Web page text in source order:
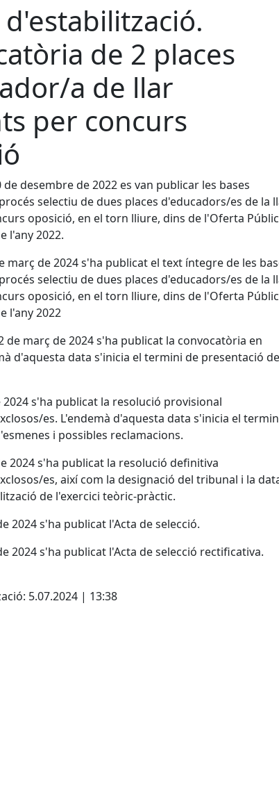
d'estabilització.
de 2 places
a de llar
per concurs
de desembre de 2022 es van publicar les bases
selectiu de dues places d'educadors/es de la
oposició, en el torn lliure, dins de l'Oferta
l'any 2022.
març de 2024 s'ha publicat el text íntegre de les
selectiu de dues places d'educadors/es de la
oposició, en el torn lliure, dins de l'Oferta
l'any 2022
de març de 2024 s'ha publicat la convocatòria en
d'aquesta data s'inicia el termini de presentació de
2024 s'ha publicat la resolució provisional
es. L'endemà d'aquesta data s'inicia el
i possibles reclamacions.
2024 s'ha publicat la resolució definitiva
es, així com la designació del tribunal i la
de l'exercici teòric-pràctic.
2024 s'ha publicat l'Acta de selecció.
2024 s'ha publicat l'Acta de selecció rectificativa.
5.07.2024 | 13:38